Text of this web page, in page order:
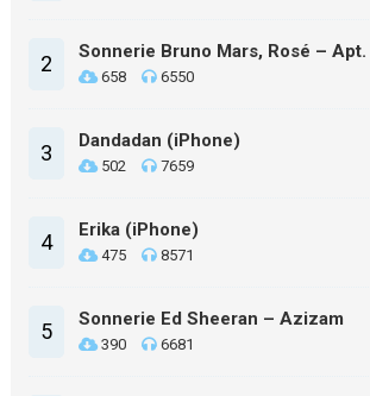
2 Sonnerie Bruno Mars, Rosé – Apt.
658 6550
3 Dandadan (iPhone)
502 7659
4 Erika (iPhone)
475 8571
5 Sonnerie Ed Sheeran – Azizam
390 6681